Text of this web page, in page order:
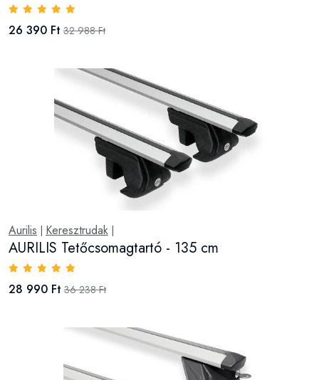
26 390 Ft 32 988 Ft
Aurilis Keresztrudak
AURILIS Tetőcsomagtartó - 135 cm
28 990 Ft 36 238 Ft